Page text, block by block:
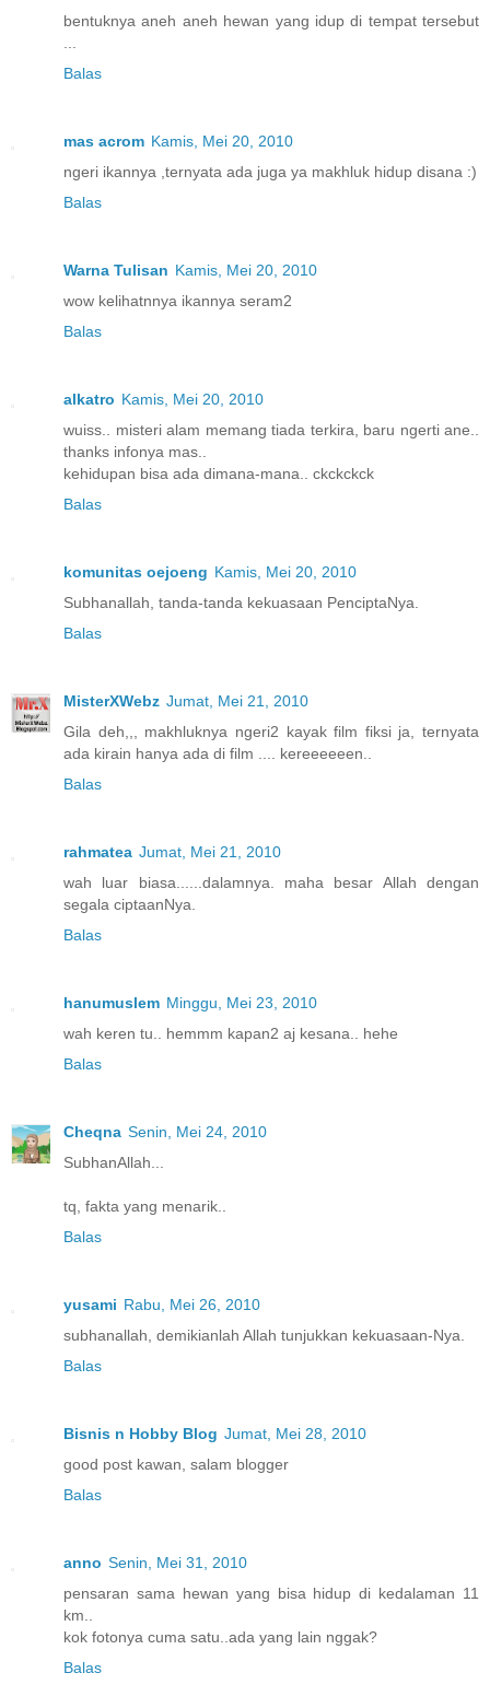
bentuknya aneh aneh hewan yang idup di tempat tersebut
Balas
mas acrom Kamis, Mei 20, 2010
ngeri ikannya ,ternyata ada juga ya makhluk hidup disana :)
Balas
Warna Tulisan Kamis, Mei 20, 2010
wow kelihatnnya ikannya seram2
Balas
alkatro Kamis, Mei 20, 2010
wuiss.. misteri alam memang tiada terkira, baru ngerti ane..
thanks infonya mas..
kehidupan bisa ada dimana-mana.. ckckckck
Balas
komunitas oejoeng Kamis, Mei 20, 2010
Subhanallah, tanda-tanda kekuasaan PenciptaNya.
Balas
MisterXWebz Jumat, Mei 21, 2010
Gila deh,,, makhluknya ngeri2 kayak film fiksi ja, ternyata
ada kirain hanya ada di film .... kereeeeeen..
Balas
rahmatea Jumat, Mei 21, 2010
wah luar biasa......dalamnya. maha besar Allah dengan
segala ciptaanNya.
Balas
hanumuslem Minggu, Mei 23, 2010
wah keren tu.. hemmm kapan2 aj kesana.. hehe
Balas
Cheqna Senin, Mei 24, 2010
SubhanAllah...
tq, fakta yang menarik..
Balas
yusami Rabu, Mei 26, 2010
subhanallah, demikianlah Allah tunjukkan kekuasaan-Nya.
Balas
Bisnis n Hobby Blog Jumat, Mei 28, 2010
good post kawan, salam blogger
Balas
anno Senin, Mei 31, 2010
pensaran sama hewan yang bisa hidup di kedalaman 11
km..
kok fotonya cuma satu..ada yang lain nggak?
Balas